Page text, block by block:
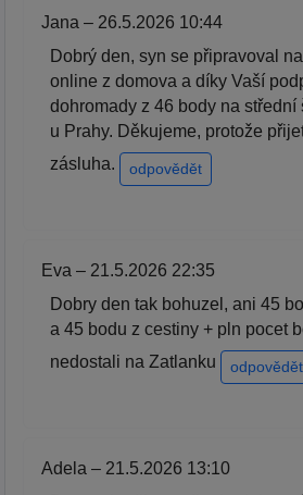
Jana – 26.5.2026 10:44
Dobrý den, syn se připravoval
online z domova a díky Vaší
dohromady z 46 body na
u Prahy. Děkujeme, protože
zásluha.
odpovědět
Eva – 21.5.2026 22:35
Dobry den tak bohuzel, ani 45
a 45 bodu z cestiny + pln pocet
nedostali na Zatlanku
odpovědět
Adela – 21.5.2026 13:10